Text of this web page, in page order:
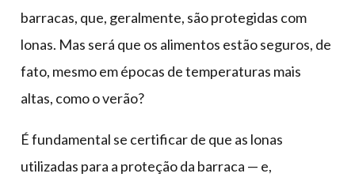
barracas, que, geralmente, são protegidas com
lonas. Mas será que os alimentos estão seguros, de
fato, mesmo em épocas de temperaturas mais
altas, como o verão?
É fundamental se certificar de que as lonas
utilizadas para a proteção da barraca — e,